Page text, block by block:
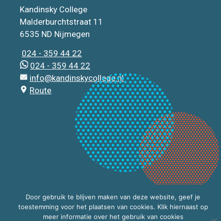
Kandinsky College
Malderburchtstraat 11
6535 ND Nijmegen
024 - 359 44 22
024 - 359 44 22
info@kandinskycollege.nl
Route
Door gebruik te blijven maken van deze website, geef je
toestemming voor het plaatsen van cookies. Klik hiernaast op
meer informatie over het gebruik van cookies